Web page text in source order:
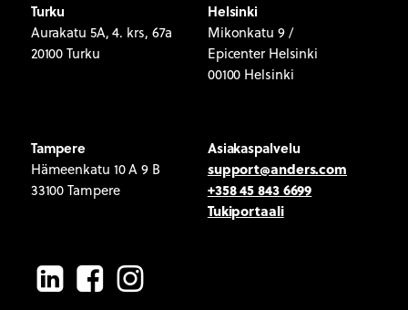
Turku
Aurakatu 5A, 4. krs, 67a
20100 Turku
Helsinki
Mikonkatu 9 /
Epicenter Helsinki
00100 Helsinki
Tampere
Hämeenkatu 10 A 9 B
33100 Tampere
Asiakaspalvelu
support@anders.com
+358 45 843 6699
Tukiportaali
LinkedInFacebookInstagram